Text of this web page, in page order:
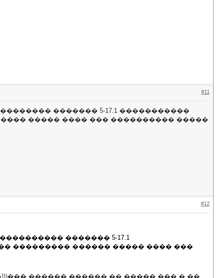
#11
������� 5-17.1 �����������
����� ���� ��� ���������� �����
#12
������� 5-17.1
��������� ������ ����� ���� ���
������ ������ �� ����� ��� � ��